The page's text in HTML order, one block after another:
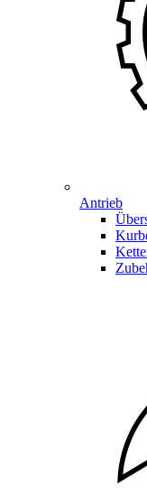
Antrieb